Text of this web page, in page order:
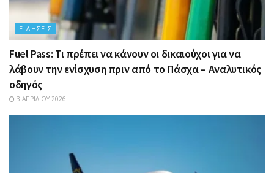
ΕΙΔΉΣΕΙΣ
Fuel Pass: Τι πρέπει να κάνουν οι δικαιούχοι για να
λάβουν την ενίσχυση πριν από το Πάσχα – Αναλυτικός
οδηγός
3 ΑΠΡΙΛΊΟΥ 2026